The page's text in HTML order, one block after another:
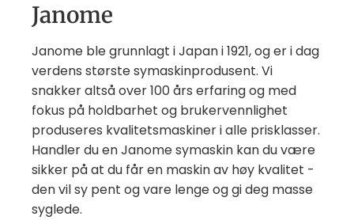
Janome
Janome ble grunnlagt i Japan i 1921, og er i dag
verdens største symaskinprodusent. Vi
snakker altså over 100 års erfaring og med
fokus på holdbarhet og brukervennlighet
produseres kvalitetsmaskiner i alle prisklasser.
Handler du en Janome symaskin kan du være
sikker på at du får en maskin av høy kvalitet -
den vil sy pent og vare lenge og gi deg masse
syglede.